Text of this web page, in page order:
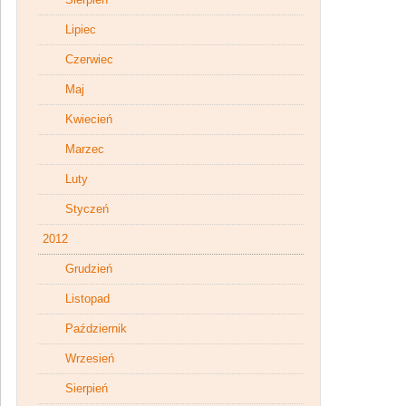
Lipiec
Czerwiec
Maj
Kwiecień
Marzec
Luty
Styczeń
2012
Grudzień
Listopad
Październik
Wrzesień
Sierpień